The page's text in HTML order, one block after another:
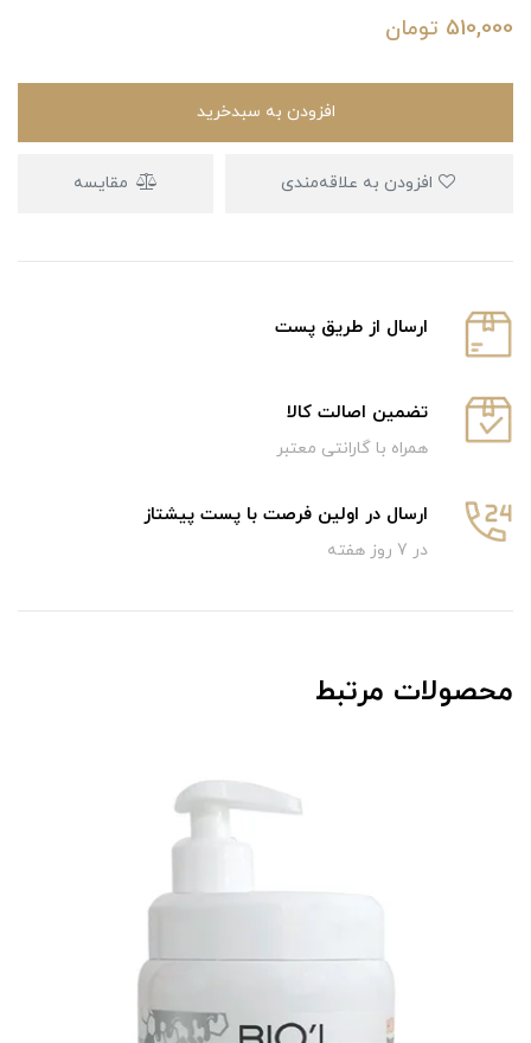
510,000 تومان
افزودن به سبدخرید
مقایسه
ارسال از طریق پست
تضمین اصالت کالا
همراه با گارانتی معتبر
ارسال در اولین فرصت با پست پیشتاز
در 7 روز هفته
محصولات مرتبط